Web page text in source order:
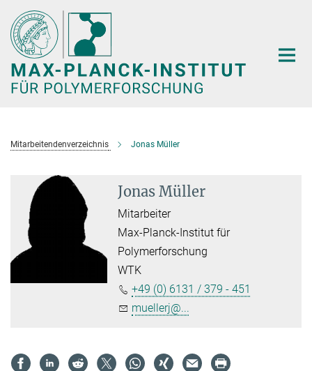
Hauptinhalt
Mitarbeitendenverzeichnis Jonas Müller
Jonas Müller
Mitarbeiter
Max-Planck-Institut für
Polymerforschung
WTK
+49 (0) 6131 / 379 - 451
muellerj@...